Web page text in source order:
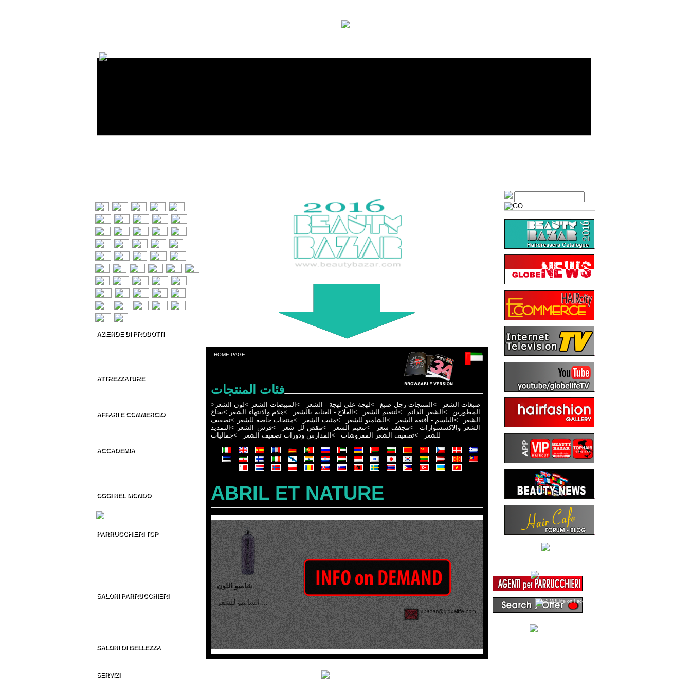
AZIENDE DI PRODOTTI
ATTREZZATURE
AFFARI E COMMERCIO
ACCADEMIA
OGGI NEL MONDO
PARRUCCHIERI TOP
SALONI PARRUCCHIERI
SALONI DI BELLEZZA
SERVIZI
- HOME PAGE -
فئات المنتجات
> صبغات الشعر >المنتجات رجل صبغ >لهجة على لهجة - الشعر >المبيضات الشعر >لون الشعر
المطورين
>الشعر الدائم >لتنعيم الشعر >العلاج - العناية بالشعر >هلام والانتهاء الشعر >بخاخ
الشعر
>البلسم - أقنعة الشعر >الشامبو للشعر >مثبت الشعر >منتجات خاصة للشعر >تصفيف
الشعر والاكسسوارات
>مجفف شعر >تنعيم الشعر >مقص لل شعر >فرش الشعر >التمديد
للشعر
>تصفيف الشعر المفروشات >المدارس ودورات تصفيف الشعر >جماليات
ABRIL ET NATURE
شامبو اللون
الشامبو للشعر ...